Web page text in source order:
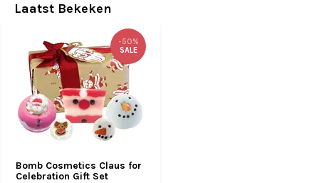
Laatst Bekeken
Bomb Cosmetics Claus for
Celebration Gift Set
-50%
SALE